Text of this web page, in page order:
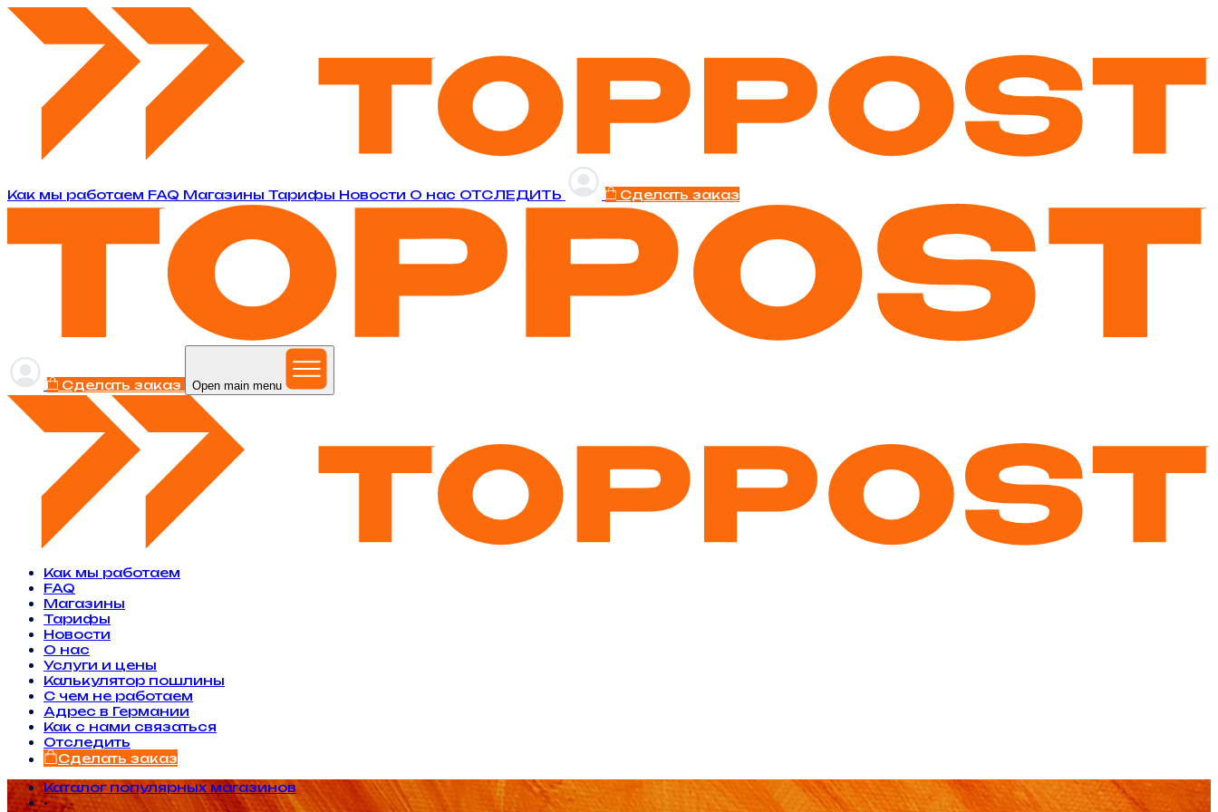
Как мы работаем FAQ Магазины Тарифы Новости O нас ОТСЛЕДИТЬ Сделать заказ
Сделать заказ Open main menu
Как мы работаем
FAQ
Магазины
Тарифы
Новости
O нас
Услуги и цены
Калькулятор пошлины
С чем не работаем
Адрес в Германии
Как с нами связаться
Отследить
Сделать заказ
Каталог популярных магазинов
•